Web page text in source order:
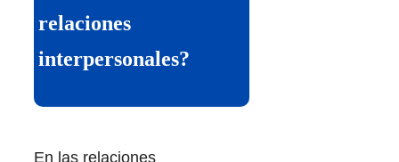
relaciones
interpersonales?
En las relaciones